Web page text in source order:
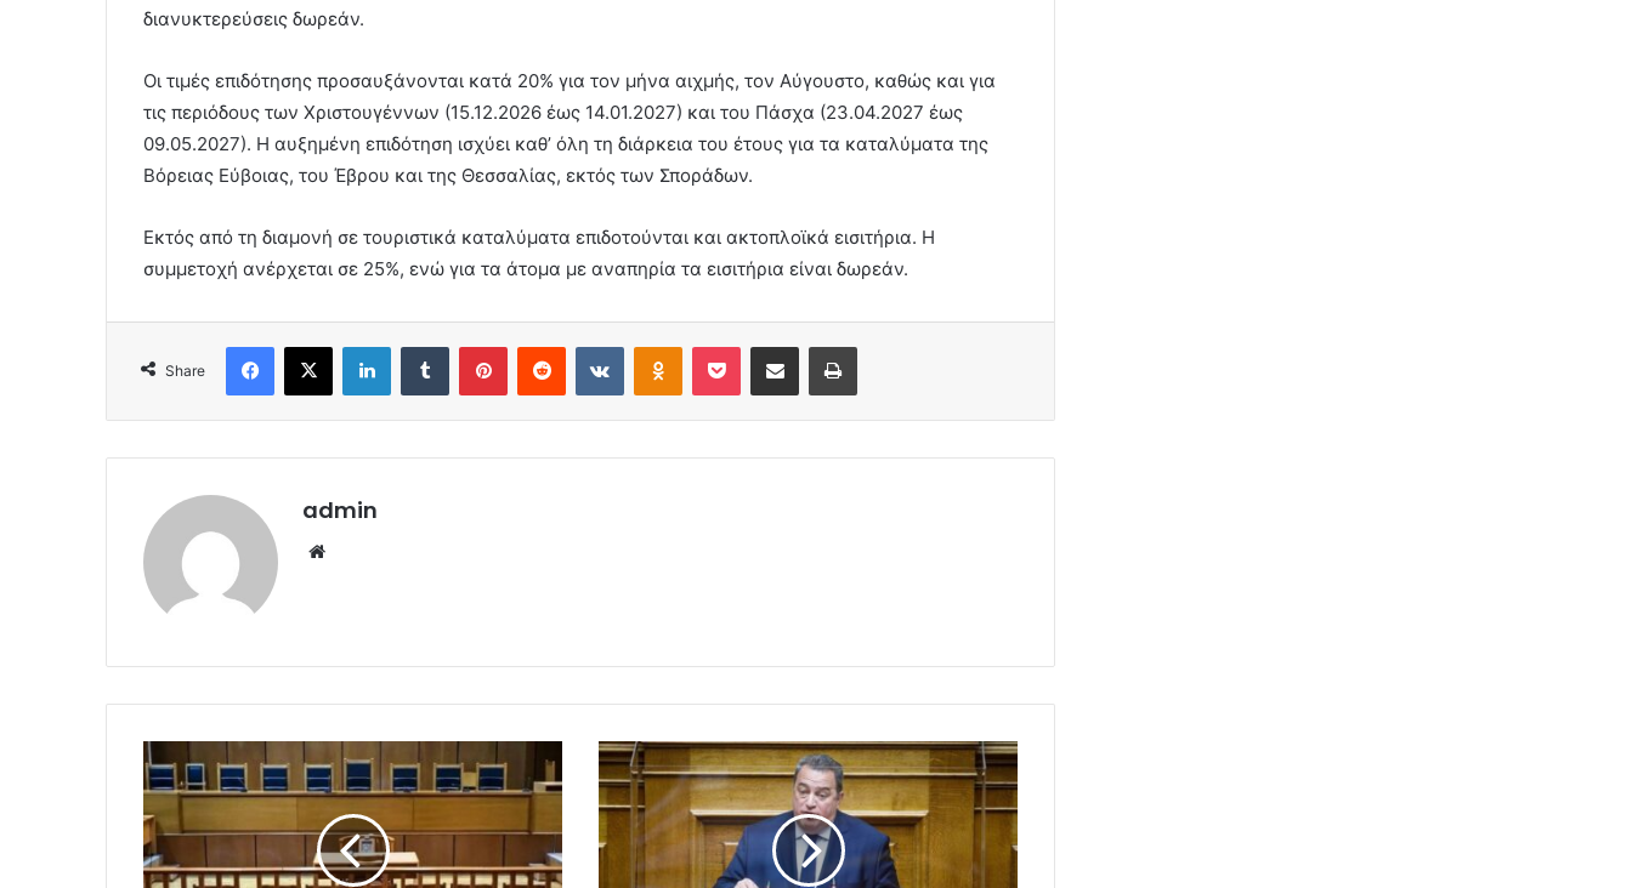
διανυκτερεύσεις δωρεάν.
Οι τιμές επιδότησης προσαυξάνονται κατά 20% για τον μήνα αιχμής, τον Αύγουστο, καθώς και για
τις περιόδους των Χριστουγέννων (15.12.2026 έως 14.01.2027) και του Πάσχα (23.04.2027 έως
09.05.2027). Η αυξημένη επιδότηση ισχύει καθ’ όλη τη διάρκεια του έτους για τα καταλύματα της
Βόρειας Εύβοιας, του Έβρου και της Θεσσαλίας, εκτός των Σποράδων.
Εκτός από τη διαμονή σε τουριστικά καταλύματα επιδοτούνται και ακτοπλοϊκά εισιτήρια. Η
συμμετοχή ανέρχεται σε 25%, ενώ για τα άτομα με αναπηρία τα εισιτήρια είναι δωρεάν.
Share
Facebook
X LinkedInTumblr PinterestReddit VKontakteOdnoklassniki
Pocket Share via Email Print
admin